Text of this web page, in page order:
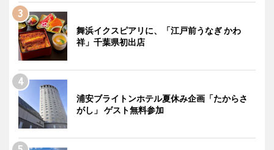
舞浜イクスピアリに、「江戸前うなぎ かわ
祥」千葉県初出店
浦安ブライトンホテル夏休み企画「たからさ
がし」 ゲスト無料参加